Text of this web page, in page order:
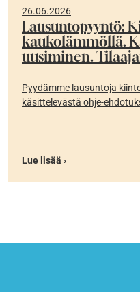
26.06.2026
Lausuntopyyntö:
kaukolämmöllä.
uusiminen.
Pyydämme lausuntoja
käsittelevästä ohje-
Lue lisää ›